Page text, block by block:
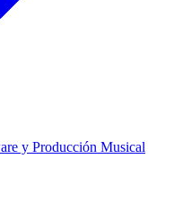
y Producción Musical